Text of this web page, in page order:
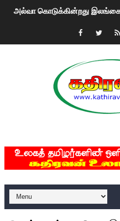
அல்வா கொடுக்கின்றது
2ஆம் நாள் உக்ரைன் யுத்தம்!!
மகிந்த ராஜபக்சே பதவி விலக
ரவுடி பேபிக்கு நடந்த
குண்டை தூக்கிப்போட்ட ஆய்வு….
யாழில் தமிழின தலைவர்
ஏர்போர்ட்டில் உதைத்த நபர்
சீனா இலங்கையிடம் 8 மில்லியன்